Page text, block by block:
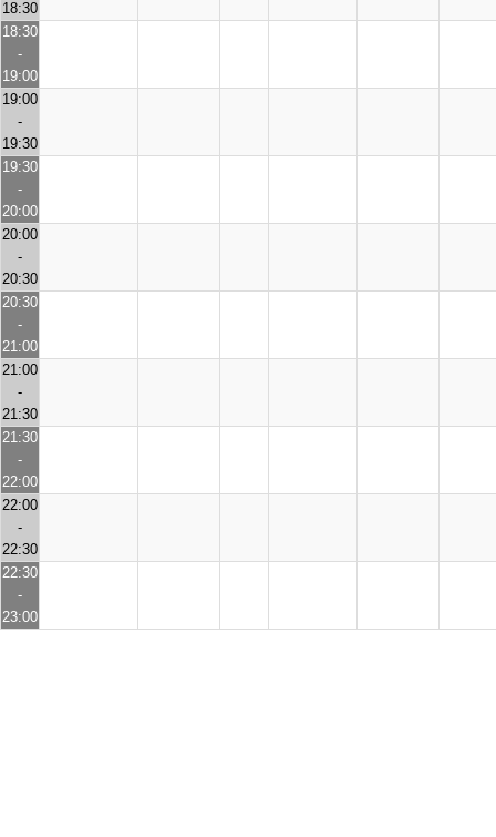
18:30
18:30
-
19:00
19:00
-
19:30
19:30
-
20:00
20:00
-
20:30
20:30
-
21:00
21:00
-
21:30
21:30
-
22:00
22:00
-
22:30
22:30
-
23:00